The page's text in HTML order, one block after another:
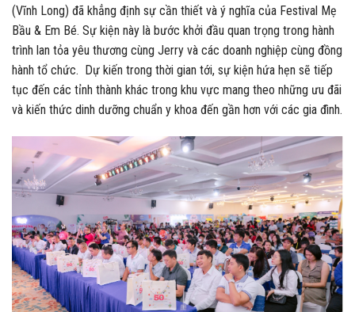
(Vĩnh Long) đã khẳng định sự cần thiết và ý nghĩa của Festival Mẹ
Bầu & Em Bé. Sự kiện này là bước khởi đầu quan trọng trong hành
trình lan tỏa yêu thương cùng Jerry và các doanh nghiệp cùng đồng
hành tổ chức. Dự kiến trong thời gian tới, sự kiện hứa hẹn sẽ tiếp
tục đến các tỉnh thành khác trong khu vực mang theo những ưu đãi
và kiến thức dinh dưỡng chuẩn y khoa đến gần hơn với các gia đình.